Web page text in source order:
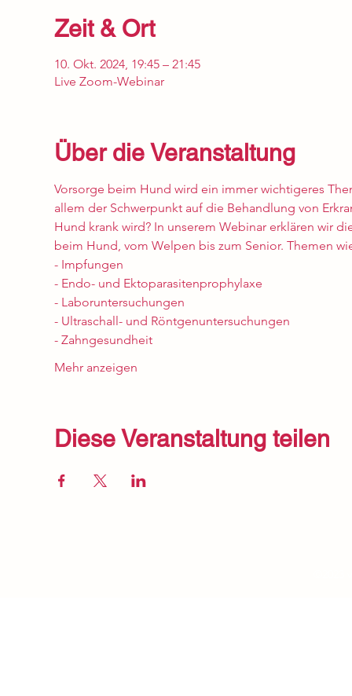
Zeit & Ort
10. Okt. 2024, 19:45 – 21:45
Live Zoom-Webinar
Über die Veranstaltung
Vorsorge beim Hund wird ein immer wichtigeres
allem der Schwerpunkt auf die Behandlung von
Hund krank wird? In unserem Webinar erklären wir
beim Hund, vom Welpen bis zum Senior. Themen
- Impfungen
- Endo- und Ektoparasitenprophylaxe
- Laboruntersuchungen
- Ultraschall- und Röntgenuntersuchungen
- Zahngesundheit
Mehr anzeigen
Diese Veranstaltung teilen